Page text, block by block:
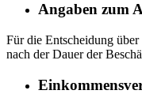
Angaben zum
Für die Entscheidung
nach der Dauer der